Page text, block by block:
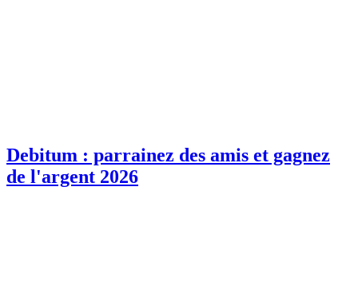
Debitum : parrainez des amis et gagnez
de l'argent 2026